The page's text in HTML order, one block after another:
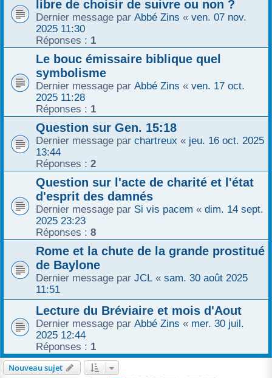
libre de choisir de suivre ou non ?
Dernier message par Abbé Zins « ven. 07 nov.
2025 11:30
Réponses : 1
Le bouc émissaire biblique quel
symbolisme
Dernier message par Abbé Zins « ven. 17 oct.
2025 11:28
Réponses : 1
Question sur Gen. 15:18
Dernier message par chartreux « jeu. 16 oct. 2025
13:44
Réponses : 2
Question sur l'acte de charité et l'état
d'esprit des damnés
Dernier message par Si vis pacem « dim. 14 sept.
2025 23:23
Réponses : 8
Rome et la chute de la grande prostitué
de Baylone
Dernier message par JCL « sam. 30 août 2025
11:51
Lecture du Bréviaire et mois d'Aout
Dernier message par Abbé Zins « mer. 30 juil.
2025 12:44
Réponses : 1
Nouveau sujet